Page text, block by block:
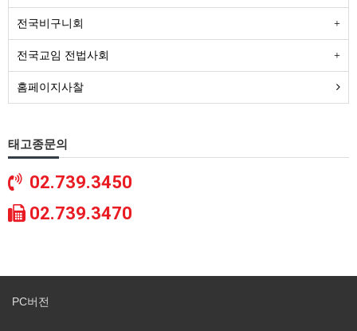
전국비구니회
전국교임 전법사회
홈페이지사찰
태고종문의
02.739.3450
02.739.3470
PC버전